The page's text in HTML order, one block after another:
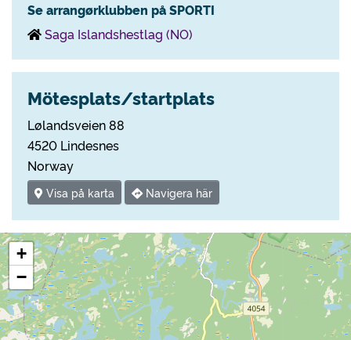
Se arrangørklubben på SPORTI
Saga Islandshestlag (NO)
Mötesplats/startplats
Lølandsveien 88
4520 Lindesnes
Norway
Visa på karta Navigera här
+
−